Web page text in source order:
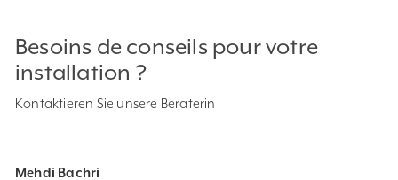
Besoins de conseils pour votre
installation ?
Kontaktieren Sie unsere Beraterin
Mehdi Bachri